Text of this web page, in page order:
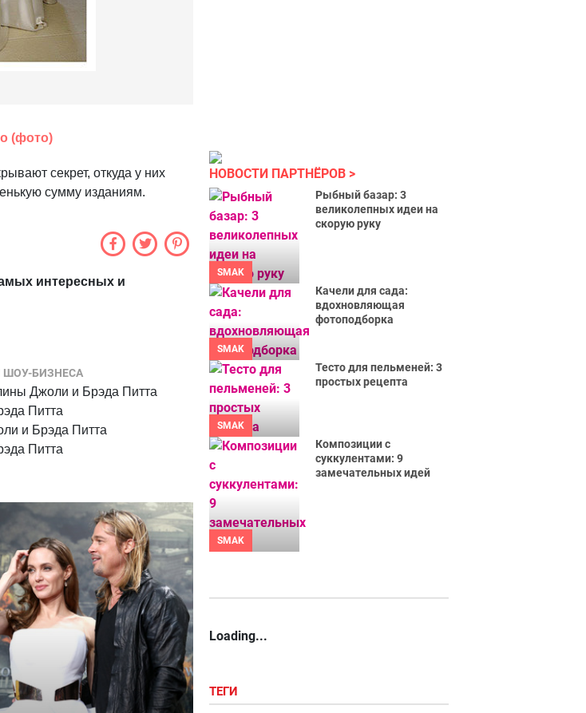
(фото)
секрет, откуда у них
сумму изданиям.
интересных и
ШОУ-БИЗНЕСА
Джоли и Брэда Питта
Питта
и Брэда Питта
Питта
НОВОСТИ ПАРТНЁРОВ
SMAK
Рыбный базар: 3
великолепных идеи на
скорую руку
SMAK
Качели для сада:
вдохновляющая
фотоподборка
SMAK
Тесто для пельменей: 3
простых рецепта
SMAK
Композиции с
суккулентами: 9
замечательных идей
Loading...
ТЕГИ